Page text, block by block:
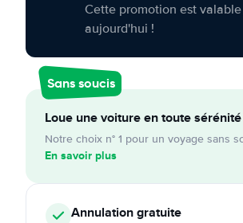
Cette promotion est
aujourd'hui !
Sans soucis
Loue une voiture en toute sérénité
Notre choix n° 1 pour un voyage sans
En savoir plus
Annulationgratuite